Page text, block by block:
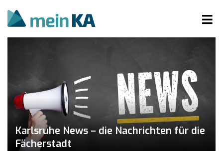
Karlsruhe News – die Nachrichten für die
Fächerstadt